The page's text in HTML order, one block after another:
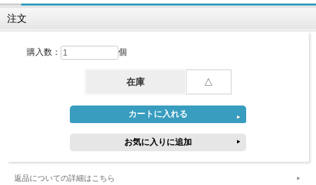
注文
購入数： 個
在庫 △
返品についての詳細はこちら